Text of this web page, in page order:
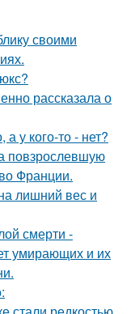
своими
рассказала о
а у кого-то - нет?
повзрослевшую
Франции.
лишний вес и
смерти -
умирающих и их